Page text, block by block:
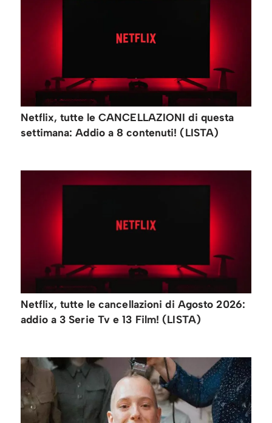
Netflix, tutte le CANCELLAZIONI di questa
settimana: Addio a 8 contenuti! (LISTA)
Netflix, tutte le cancellazioni di Agosto 2026:
addio a 3 Serie Tv e 13 Film! (LISTA)